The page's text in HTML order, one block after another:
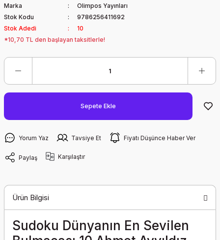
Marka
Olimpos Yayınları
Stok Kodu
9786256411692
Stok Adedi
10
*10,70 TL den başlayan taksitlerle!
Sepete Ekle
Yorum Yaz Tavsiye Et Fiyatı Düşünce Haber Ver
Paylaş Karşılaştır
Ürün Bilgisi
Sudoku Dünyanın En Sevilen